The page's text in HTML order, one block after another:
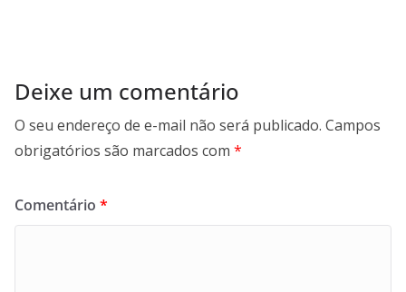
Deixe um comentário
O seu endereço de e-mail não será publicado. Campos
obrigatórios são marcados com *
Comentário *